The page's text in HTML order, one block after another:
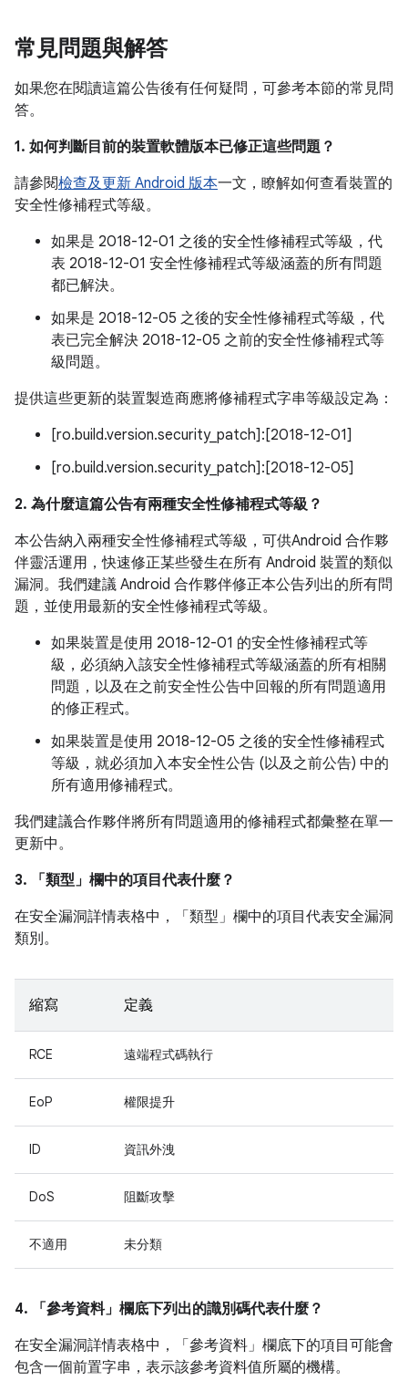
常見問題與解答
如果您在閱讀這篇公告後有任何疑問，可參考本節的常見問
答。
1. 如何判斷目前的裝置軟體版本已修正這些問題？
請參閱檢查及更新 Android 版本一文，瞭解如何查看裝置的
安全性修補程式等級。
如果是 2018-12-01 之後的安全性修補程式等級，代
表 2018-12-01 安全性修補程式等級涵蓋的所有問題
都已解決。
如果是 2018-12-05 之後的安全性修補程式等級，代
表已完全解決 2018-12-05 之前的安全性修補程式等
級問題。
提供這些更新的裝置製造商應將修補程式字串等級設定為：
[ro.build.version.security_patch]:[2018-12-01]
[ro.build.version.security_patch]:[2018-12-05]
2. 為什麼這篇公告有兩種安全性修補程式等級？
本公告納入兩種安全性修補程式等級，可供Android 合作夥
伴靈活運用，快速修正某些發生在所有 Android 裝置的類似
漏洞。我們建議 Android 合作夥伴修正本公告列出的所有問
題，並使用最新的安全性修補程式等級。
如果裝置是使用 2018-12-01 的安全性修補程式等
級，必須納入該安全性修補程式等級涵蓋的所有相關
問題，以及在之前安全性公告中回報的所有問題適用
的修正程式。
如果裝置是使用 2018-12-05 之後的安全性修補程式
等級，就必須加入本安全性公告 (以及之前公告) 中的
所有適用修補程式。
我們建議合作夥伴將所有問題適用的修補程式都彙整在單一
更新中。
3. 「類型」 欄中的項目代表什麼？
在安全漏洞詳情表格中，「類型」 欄中的項目代表安全漏洞
類別。
縮寫 定義
RCE 遠端程式碼執行
EoP 權限提升
ID 資訊外洩
DoS 阻斷攻擊
不適用 未分類
4. 「參考資料」 欄底下列出的識別碼代表什麼？
在安全漏洞詳情表格中，「參考資料」 欄底下的項目可能會
包含一個前置字串，表示該參考資料值所屬的機構。